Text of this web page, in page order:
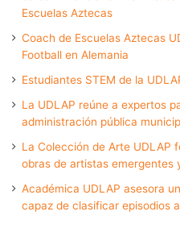
Escuelas Aztecas
Coach de Escuelas Aztecas
Football en Alemania
Estudiantes STEM de la
La UDLAP reúne a expertos
administración pública
La Colección de Arte UDLAP
obras de artistas emergentes
Académica UDLAP asesora
capaz de clasificar episodios